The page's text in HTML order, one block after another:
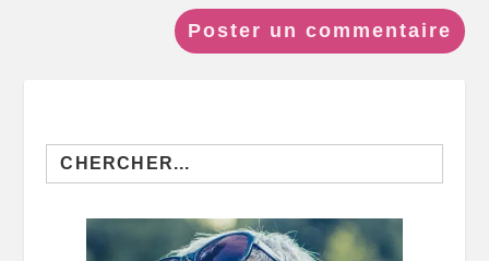
Search
for: